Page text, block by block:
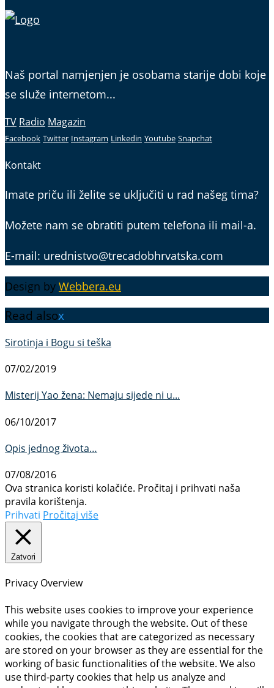
Naš portal namjenjen je osobama starije dobi koje
se služe internetom...
TV Radio Magazin
Facebook Twitter Instagram Linkedin Youtube Snapchat
Kontakt
Imate priču ili želite se uključiti u rad našeg tima?
Možete nam se obratiti putem telefona ili mail-a.
E-mail: urednistvo@trecadobhrvatska.com
Design by Webbera.eu
Read alsox
Sirotinja i Bogu si teška
07/02/2019
Misterij Yao žena: Nemaju sijede ni u...
06/10/2017
Opis jednog života…
07/08/2016
Ova stranica koristi kolačiće. Pročitaj i prihvati naša
pravila korištenja.
Prihvati Pročitaj više
Zatvori
Privacy Overview
This website uses cookies to improve your experience
while you navigate through the website. Out of these
cookies, the cookies that are categorized as necessary
are stored on your browser as they are essential for the
working of basic functionalities of the website. We also
use third-party cookies that help us analyze and